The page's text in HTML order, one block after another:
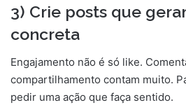
3) Crie posts que
concreta
Engajamento não é só like.
compartilhamento contam muito.
pedir uma ação que faça sentido.